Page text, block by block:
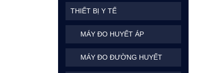
THIẾT BỊ Y TẾ
MÁY ĐO HUYẾT ÁP
MÁY ĐO ĐƯỜNG HUYẾT